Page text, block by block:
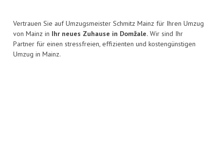
Vertrauen Sie auf Umzugsmeister Schmitz Mainz für Ihren Umzug
von Mainz in Ihr neues Zuhause in Domžale. Wir sind Ihr
Partner für einen stressfreien, effizienten und kostengünstigen
Umzug in Mainz.